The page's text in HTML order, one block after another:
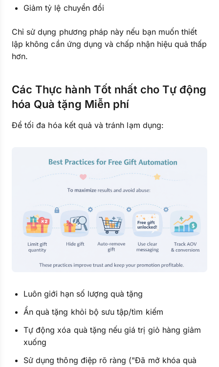
Giảm tỷ lệ chuyển đổi
Chỉ sử dụng phương pháp này nếu bạn muốn thiết
lập không cần ứng dụng và chấp nhận hiệu quả thấp
hơn.
Các Thực hành Tốt nhất cho Tự động
hóa Quà tặng Miễn phí
Để tối đa hóa kết quả và tránh lạm dụng:
Luôn giới hạn số lượng quà tặng
Ẩn quà tặng khỏi bộ sưu tập/tìm kiếm
Tự động xóa quà tặng nếu giá trị giỏ hàng giảm
xuống
Sử dụng thông điệp rõ ràng ("Đã mở khóa quà